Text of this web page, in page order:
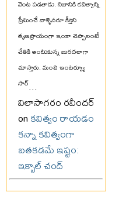
వెంట పడతాడు. నిజానికి కవిత్వాన్ని
ప్రేమించే వాళ్ళెవరూ కీర్తిని
తృణప్రాయంగా ఇంకా చెప్పాలంటే
చేతికి అంటుకున్న బురదలాగా
చూస్తారు. మంచి ఇంటర్వ్యూ
సార్...
విలాసాగరం రవీందర్
onకవిత్వం రాయడం
కన్నా కవిత్వంగా
బతకడమే ఇష్టం:
ఇక్బాల్ చంద్